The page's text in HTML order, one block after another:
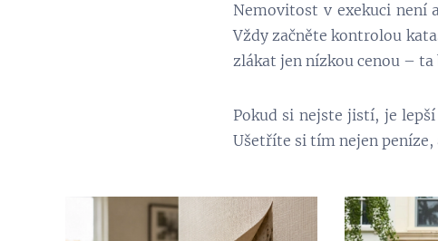
Nemovitost v exekuci není
Vždy začněte kontrolou
zlákat jen nízkou cenou –
Pokud si nejste jistí, je
Ušetříte si tím nejen